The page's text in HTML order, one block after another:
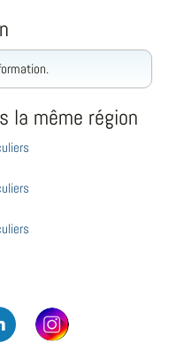
la même région